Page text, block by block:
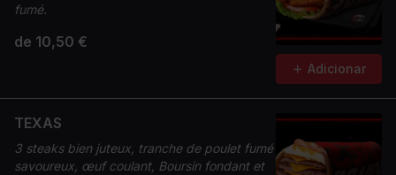
fumé.
de 10,50 €
Adicionar
TEXAS
3 steaks bien juteux, tranche de poulet fumé
savoureux, œuf coulant, Boursin fondant et